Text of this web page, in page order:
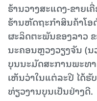
ຮ້ານວາງສະແດງ-ຂາຍ
ຮ້ານຫັດຖະກໍາສິນຄ້າໂ
ຜະລິດຕະພັນຂອງລາວ
ນະຄອນຫຼວງວຽງຈັນ (ນ
ບຸນນະມັດສະການພະທາ
ເຫັນວ່າໃນແຕ່ລະປີ ໄດ້
ທ່ຽວງານບຸນເປັນຢ່າງດີ.